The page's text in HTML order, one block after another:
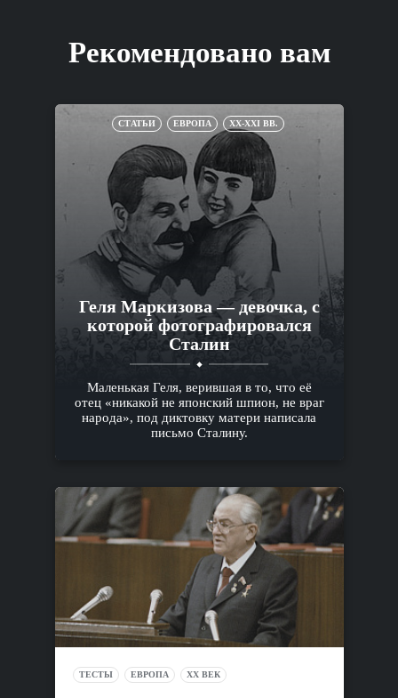
Рекомендовано вам
СТАТЬИ ЕВРОПА XX-XXI ВВ.
Геля Маркизова — девочка, с
которой фотографировался
Сталин
Маленькая Геля, верившая в то, что её
отец «никакой не японский шпион, не враг
народа», под диктовку матери написала
письмо Сталину.
ТЕСТЫ ЕВРОПА XX ВЕК